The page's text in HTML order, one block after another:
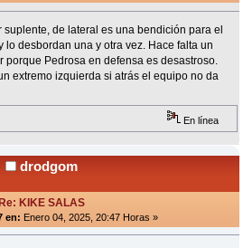
de lateral es una bendición para el
lo desbordan una y otra vez. Hace falta un
porque Pedrosa en defensa es desastroso.
extremo izquierda si atrás el equipo no da
En línea
drodgom
KIKE SALAS
en: Enero 04, 2025, 20:47 Horas »